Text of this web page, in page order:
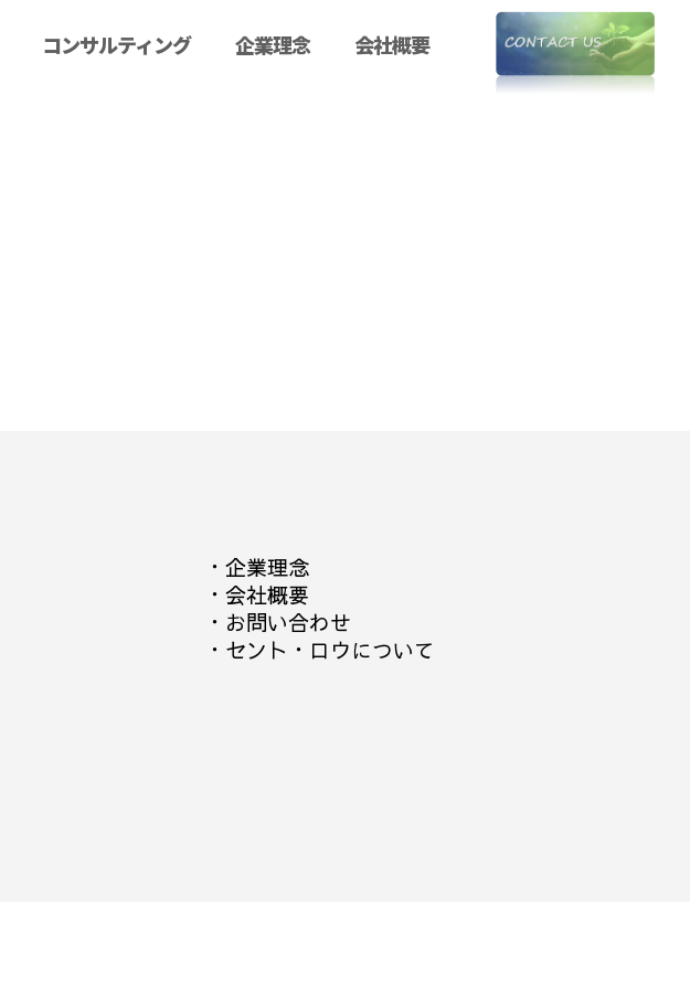
コンサルティング 企業理念 会社概要
・ 企業理念
・ 会社概要
・ お問い合わせ
・ セント・ロウについて